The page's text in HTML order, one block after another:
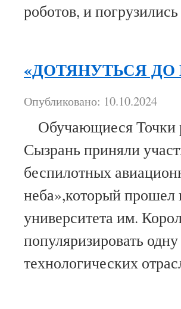
роботов, и
«ДОТЯНУТЬСЯ ДО
Опубликовано: 10.10.2024
Обучающиеся
Сызрань приняли
беспилотных
неба»,который
университета им.
популяризировать
технологических